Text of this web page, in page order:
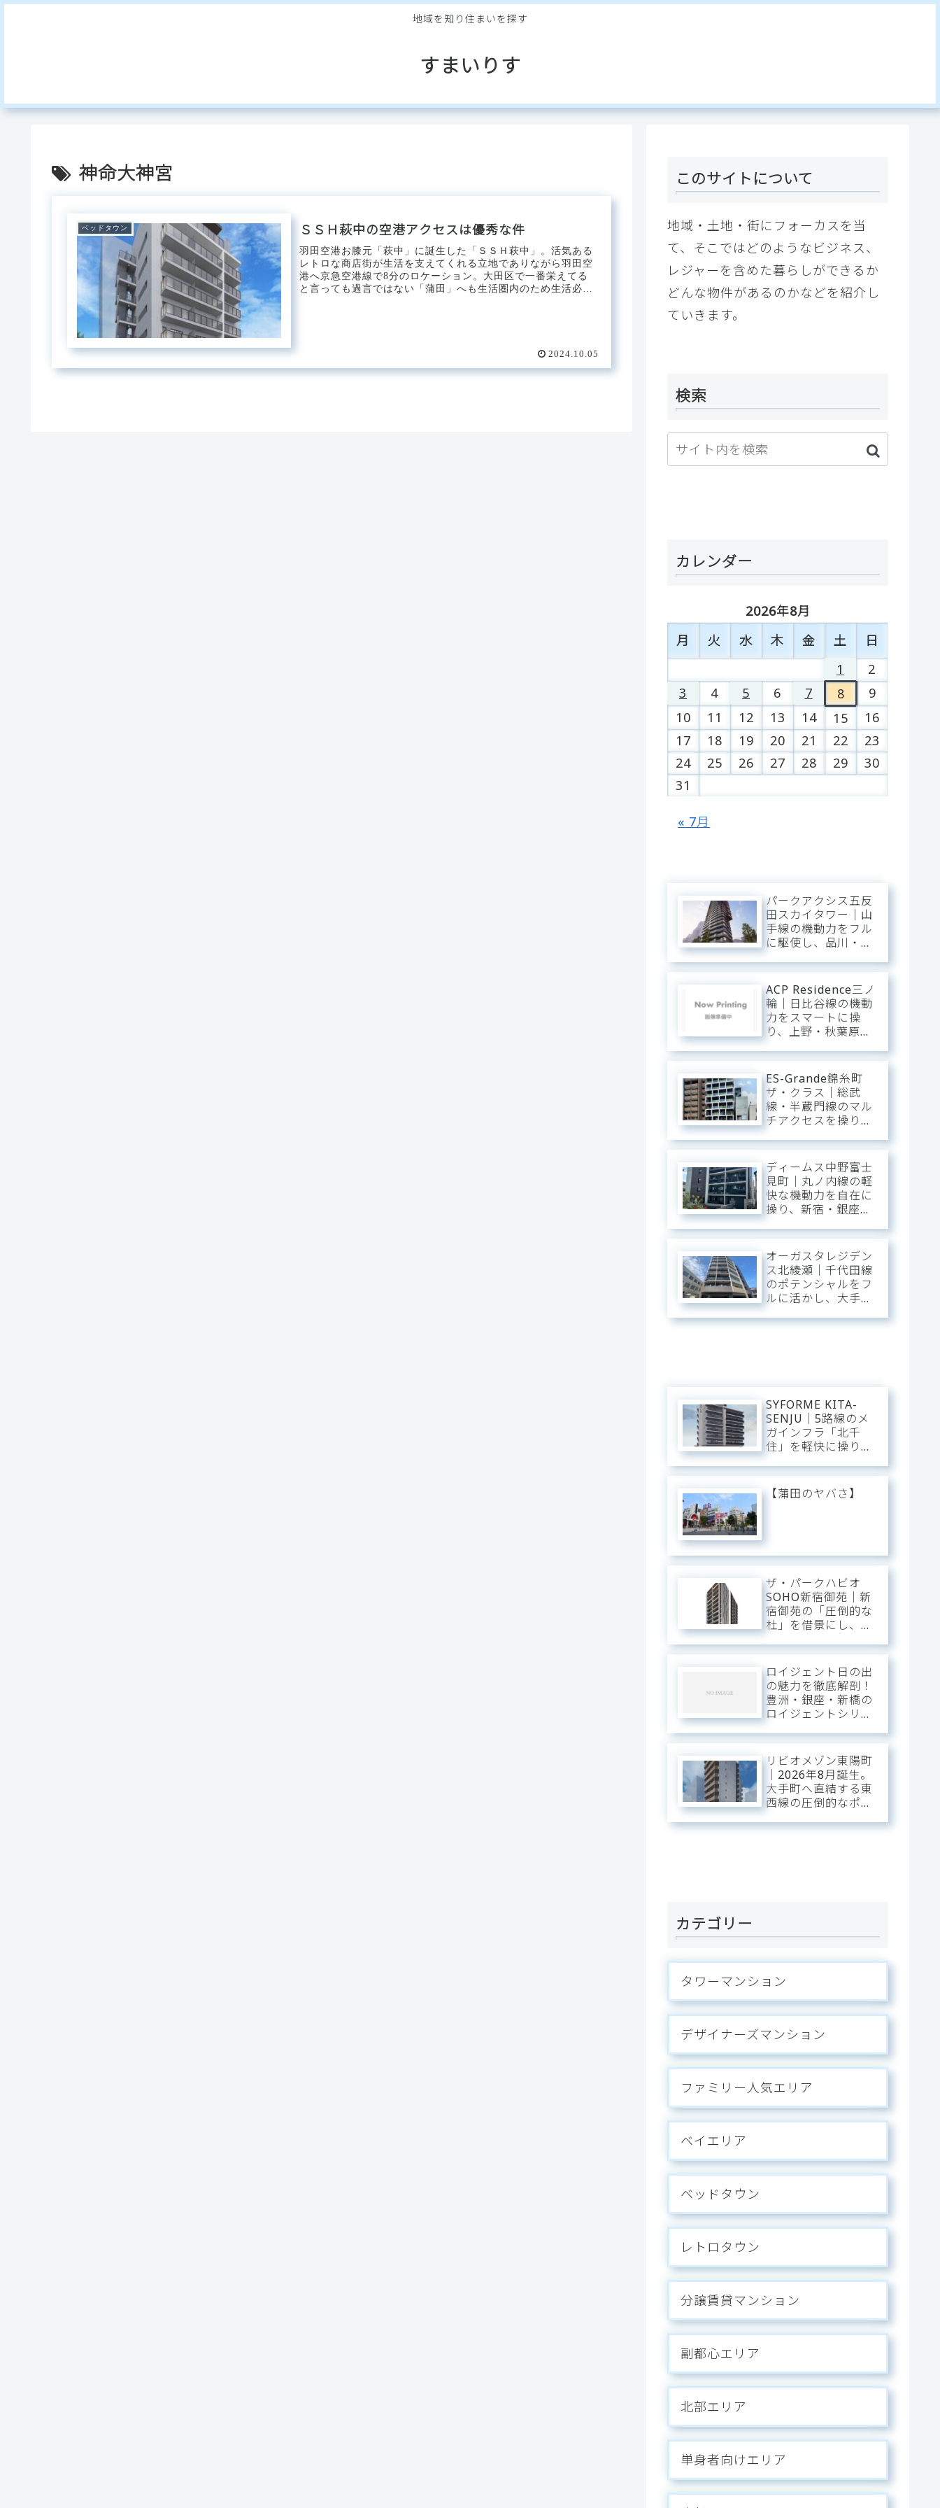
地域を知り住まいを探す
すまいりす
神命大神宮
ベッドタウン ＳＳＨ萩中の空港アクセスは優秀な件
羽田空港お膝元「萩中」に誕生した「ＳＳＨ萩中」。活気ある
レトロな商店街が生活を支えてくれる立地でありながら羽田空
港へ京急空港線で8分のロケーション。大田区で一番栄えてる
と言っても過言ではない「蒲田」へも生活圏内のため生活必需
2024.10.05
このサイトについて
地域・土地・街にフォーカスを当
て、そこではどのようなビジネス、
レジャーを含めた暮らしができるか
どんな物件があるのかなどを紹介し
ていきます。
検索
カレンダー
2026年8月
月
火 水 木 金 土
日
1
2
3
4 5 6 7 8
9
10
11 12 13 14 15
16
17
18 19 20 21 22
23
24
25 26 27 28 29
30
31
« 7月
パークアクシス五反
田スカイタワー｜山
手線の機動力をフル
に駆使し、品川・渋
黒川のほとりに輝
く、タワーの解放感
と静穏を纏うプレミ
アム・ベース。
ACP Residence三ノ
輪｜日比谷線の機動
力をスマートに操
り、上野・秋葉原・
三ノ輪の「味わい深
い情緒」を普段使い
にし、静穏な私域に
寛ぐアーバン・ベー
ス。
ES-Grande錦糸町
ザ・クラス｜総武
線・半蔵門線のマル
チアクセスを操り、
へ一直線。錦糸町の
「先進インフラ」を
普段使いにし、静穏
な私域に寛ぐアーバ
ン・ベース。
ディームス中野富士
見町｜丸ノ内線の軽
快な機動力を自在に
操り、新宿・銀座・
野・弥生町の「静穏
な平穏」に還る、洗
練のアーバン・スタ
イリッシュベース。
オーガスタレジデン
ス北綾瀬｜千代田線
のポテンシャルをフ
ルに活かし、大手
へダイレクト。東和
SYFORME KITA-
SENJU｜5路線のメ
ガインフラ「北千
住」を軽快に操り、
野へダイレクト。駅
前の圧倒的な躍動
と、分譲仕様の「洗
イリッシュ・ベー
ス。
【蒲田のヤバさ】
ザ・パークハビオ
SOHO新宿御苑｜新
宿御苑の「圧倒的な
杜」を借景にし、新
内に収める。職住の
境界を美しく溶か
す、三菱地所レジデ
ンスが贈るハイエン
ドSOHOステージ。
ロイジェント日の出
の魅力を徹底解剖！
豊洲・銀座・新橋の
ロイジェントシリー
リビオメゾン東陽町
｜2026年8月誕生。
大手町へ直結する東
西線の圧倒的なポテ
し、江東の「豊かな
カテゴリー
タワーマンション
デザイナーズマンション
ファミリー人気エリア
ベイエリア
ベッドタウン
レトロタウン
分譲賃貸マンション
副都心エリア
北部エリア
単身者向けエリア